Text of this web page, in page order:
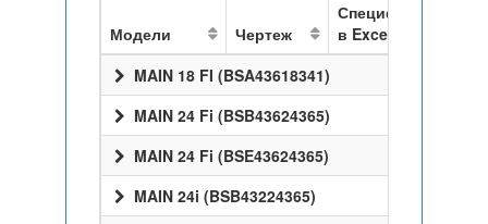
Модели Чертеж
Спецификация
в Excel
MAIN 18 FI (BSA43618341)
MAIN 24 Fi (BSB43624365)
MAIN 24 Fi (BSE43624365)
MAIN 24i (BSB43224365)